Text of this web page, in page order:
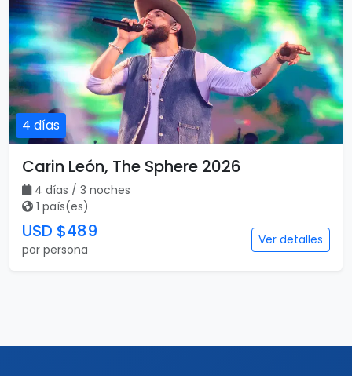
4 días
Carin León, The Sphere 2026
4 días / 3 noches
1 país(es)
USD $489
por persona
Ver detalles